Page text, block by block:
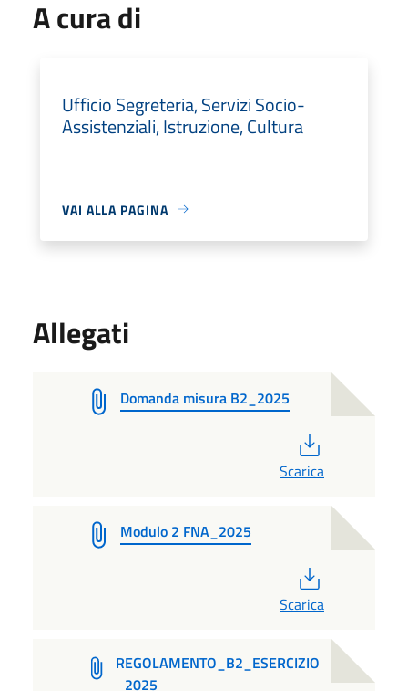
A cura di
Ufficio Segreteria, Servizi Socio-
Assistenziali, Istruzione, Cultura
VAI ALLA PAGINA
Allegati
Domanda misura B2_2025
Scarica
Modulo 2 FNA_2025
Scarica
REGOLAMENTO_B2_ESERCIZIO
_2025